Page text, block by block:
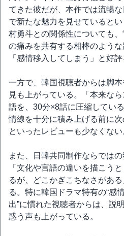
てきた彼だが、本作では流暢
で新たな魅力を見せていると
村勇斗との関係性についても、
の痛みを共有する相棒のような
「感情移入してしまう」と好評
一方で、韓国視聴者からは脚
見も上がっている。「本来な
語を、30分×8話に圧縮してい
情線を十分に積み上げる前に次
といったレビューも少なくない
また、日韓共同制作ならでは
「文化や言語の違いを描こう
るが、どこかぎこちなさがあ
る。特に韓国ドラマ特有の“感
出”に慣れた視聴者からは、説
惑う声も上がっている。